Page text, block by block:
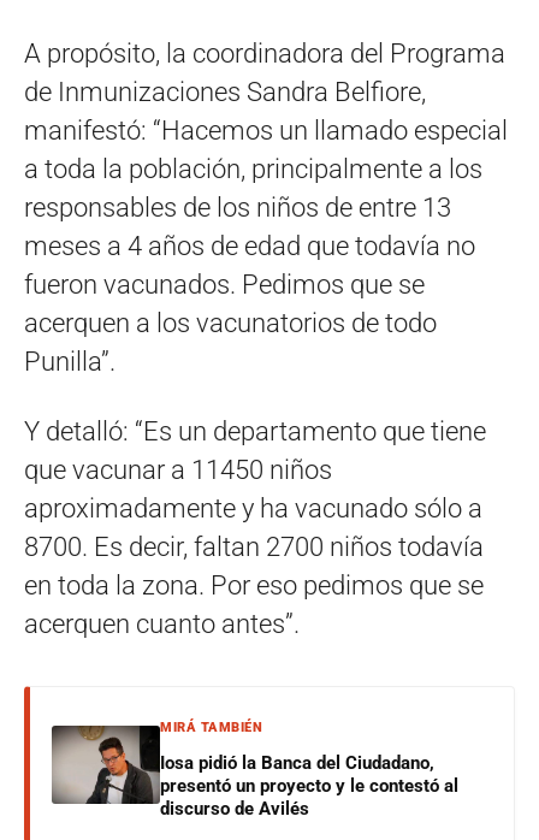
A propósito, la coordinadora del Programa
de Inmunizaciones Sandra Belfiore,
manifestó: “Hacemos un llamado especial
a toda la población, principalmente a los
responsables de los niños de entre 13
meses a 4 años de edad que todavía no
fueron vacunados. Pedimos que se
acerquen a los vacunatorios de todo
Punilla”.
Y detalló: “Es un departamento que tiene
que vacunar a 11450 niños
aproximadamente y ha vacunado sólo a
8700. Es decir, faltan 2700 niños todavía
en toda la zona. Por eso pedimos que se
acerquen cuanto antes”.
MIRÁ TAMBIÉN
Iosa pidió la Banca del Ciudadano,
presentó un proyecto y le contestó al
discurso de Avilés